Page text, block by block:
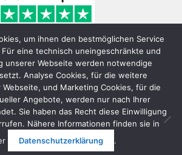
Hochqualitative Elektromobilität 2026
Erstellt mit WooCommerce
um ihnen den bestmöglichen Service
eine technisch uneingeschränkte und
unserer Webseite werden notwendige
Analyse Cookies, für die weitere
und Marketing Cookies, für die
Angebote, werden nur nach Ihrer
Sie haben das Recht diese Einwilligung
Nähere Informationen finden sie in
Datenschutzerklärung .